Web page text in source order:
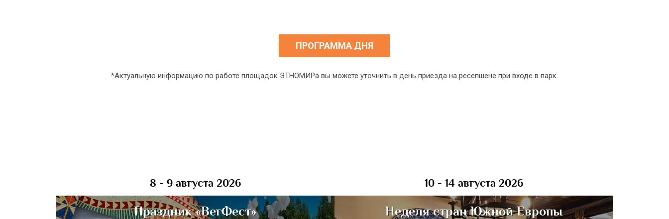
ПРОГРАММА ДНЯ
*Актуальную информацию по работе площадок ЭТНОМИРа вы можете уточнить в день приезда на ресепшене при входе в парк.
8 - 9 августа 2026
Праздник «ВегФест»
10 - 14 августа 2026
Неделя стран Южной Европы